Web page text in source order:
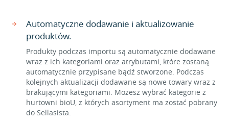
Automatyczne dodawanie i aktualizowanie
produktów.
Produkty podczas importu są automatycznie dodawane
wraz z ich kategoriami oraz atrybutami, które zostaną
automatycznie przypisane bądź stworzone. Podczas
kolejnych aktualizacji dodawane są nowe towary wraz z
brakującymi kategoriami. Możesz wybrać kategorie z
hurtowni bioU, z których asortyment ma zostać pobrany
do Sellasista.